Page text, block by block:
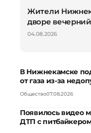
Жители
дворе
04.08.2026
В Нижнекамске
от газа из-за
Общество07.08.2026
Появилось видео
ДТП с